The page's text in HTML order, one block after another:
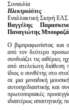
Συναυλία
Ηλεκτρολύτες
Εναλλακτική Σκηνή
Βαγγέλης
Παναγιώτης
Ο βιμπραφωνίστας και
από τον δεύτερο
συνδυάζει τις αιθέριες
από ατελείωτη
ίδιος ο συνθέτης στο
σε μια μοναδική
αυτοσχεδιαστικής και
πρωτοποριακές
ιδιαιτέρως απαιτητικής